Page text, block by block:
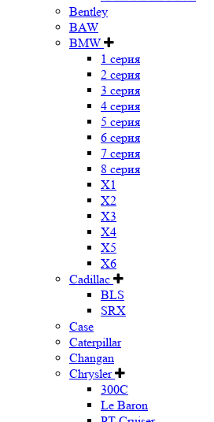
Bentley
BAW
BMW
1 серия
2 серия
3 серия
4 серия
5 серия
6 серия
7 серия
8 серия
X1
X2
X3
X4
X5
X6
Cadillac
BLS
SRX
Case
Caterpillar
Changan
Chrysler
300C
Le Baron